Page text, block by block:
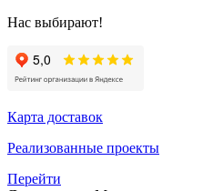
Нас выбирают!
Карта доставок
Реализованные проекты
Перейти